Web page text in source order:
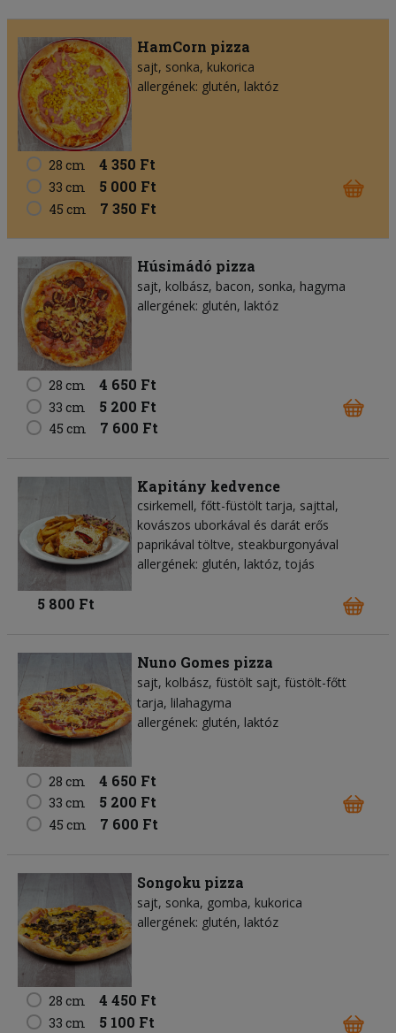
HamCorn pizza
sajt sonka kukorica
allergének: glutén, laktóz
28 cm 4 350 Ft
33 cm 5 000 Ft
45 cm 7 350 Ft
Húsimádó pizza
sajt kolbász bacon sonka hagyma
allergének: glutén, laktóz
28 cm 4 650 Ft
33 cm 5 200 Ft
45 cm 7 600 Ft
Kapitány kedvence
csirkemell, főtt-füstölt tarja, sajttal,
kovászos uborkával és darát erős
paprikával töltve, steakburgonyával
allergének: glutén, laktóz, tojás
5 800 Ft
Nuno Gomes pizza
sajt kolbász füstölt sajt füstölt-főtt
tarja lilahagyma
allergének: glutén, laktóz
28 cm 4 650 Ft
33 cm 5 200 Ft
45 cm 7 600 Ft
Songoku pizza
sajt sonka gomba kukorica
allergének: glutén, laktóz
28 cm 4 450 Ft
33 cm 5 100 Ft